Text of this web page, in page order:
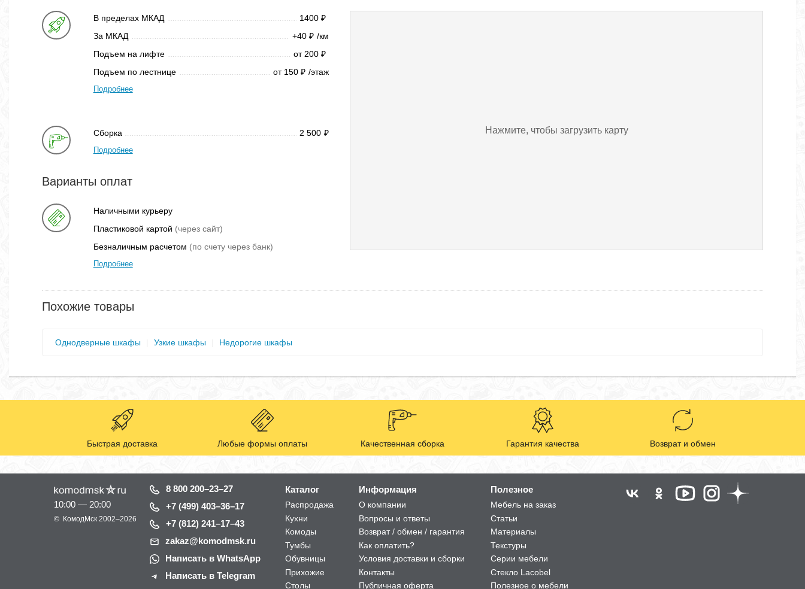
В пределах МКАД 1400 ₽
За МКАД +40 ₽ /км
Подъем на лифте
от 200 ₽
Подъем по лестнице от 150 ₽ /этаж
Подробнее
Сборка 2 500 ₽
Подробнее
Варианты оплат
Наличными курьеру
Пластиковой картой (через сайт)
Безналичным расчетом (по счету через банк)
Подробнее
Нажмите, чтобы загрузить карту
Похожие товары
Однодверные шкафы Узкие шкафы Недорогие шкафы
Быстрая доставка Любые формы оплаты Качественная сборка Гарантия качества Возврат и обмен
10:00 — 20:00
© КомодМск 2002–2026
8 800 200–23–27
+7 (499) 403–36–17
+7 (812) 241–17–43
zakaz@komodmsk.ru
Написать в WhatsApp
Написать в Telegram
Каталог
Распродажа
Кухни
Комоды
Тумбы
Обувницы
Прихожие
Столы
Информация
О компании
Вопросы и ответы
Возврат / обмен / гарантия
Как оплатить?
Условия доставки и сборки
Контакты
Публичная оферта
Полезное
Мебель на заказ
Статьи
Материалы
Текстуры
Серии мебели
Стекло Lacobel
Полезное о мебели